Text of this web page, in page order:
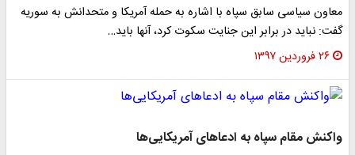
معاون سیاسی سابق سپاه با اشاره به حمله آمریکا و متحدانش به سوریه
گفت: نباید در برابر این جنایت سکوت کرد، آنها باید…
۲۶ فروردین ۱۳۹۷
واکنش مقام سپاه به ادعاهای آمریکایی‌ها